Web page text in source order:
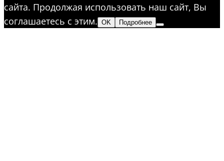
сайта. Продолжая использовать наш сайт, Вы
соглашаетесь с этим. OK Подробнее